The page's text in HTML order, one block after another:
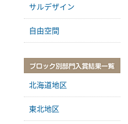
サルデザイン
自由空間
北海道地区
東北地区